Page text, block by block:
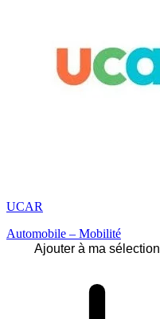
UCAR
Automobile – Mobilité
Ajouter à ma sélection